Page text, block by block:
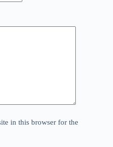
in this browser for the